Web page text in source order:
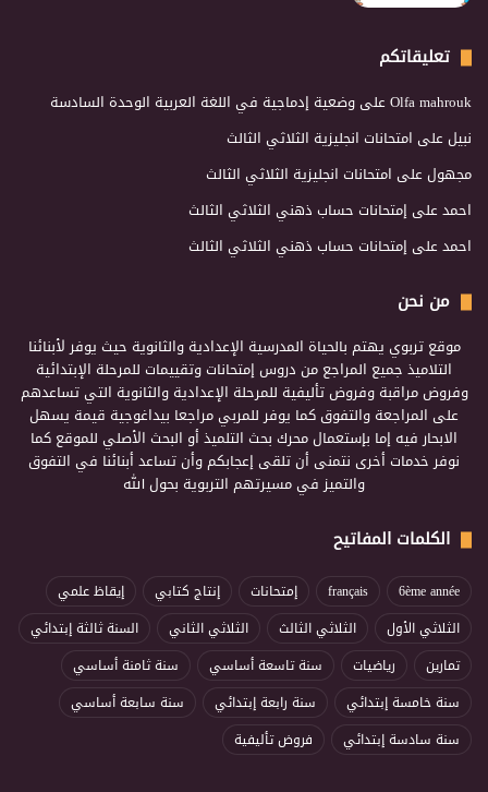
تعليقاتكم
Olfa mahroukعلى وضعية إدماجية في اللغة العربية الوحدة السادسة
نبيلعلى امتحانات انجليزية الثلاثي الثالث
مجهولعلى امتحانات انجليزية الثلاثي الثالث
احمدعلى إمتحانات حساب ذهني الثلاثي الثالث
احمدعلى إمتحانات حساب ذهني الثلاثي الثالث
من نحن
موقع تربوي يهتم بالحياة المدرسية الإعدادية والثانوية حيث يوفر لأبنائنا
التلاميذ جميع المراجع من دروس إمتحانات وتقييمات للمرحلة الإبتدائية
وفروض مراقبة وفروض تأليفية للمرحلة الإعدادية والثانوية التي تساعدهم
على المراجعة والتفوق كما يوفر للمربي مراجعا بيداغوجية قيمة يسهل
الابحار فيه إما بإستعمال محرك بحث التلميذ أو البحث الأصلي للموقع كما
نوفر خدمات أخرى نتمنى أن تلقى إعجابكم وأن تساعد أبنائنا في التفوق
والتميز في مسيرتهم التربوية بحول الله
الكلمات المفاتيح
6ème année
français إمتحانات إنتاج كتابي
إيقاظ علمي
الثلاثي الأول
الثلاثي الثالث الثلاثي الثاني
السنة ثالثة إبتدائي
تمارين
رياضيات سنة تاسعة أساسي
سنة ثامنة أساسي
سنة خامسة إبتدائي
سنة رابعة إبتدائي
سنة سابعة أساسي
سنة سادسة إبتدائي
فروض تأليفية